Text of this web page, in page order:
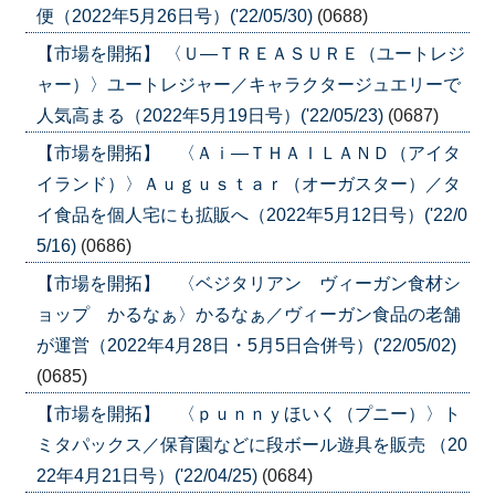
便（2022年5月26日号）('22/05/30) (0688)
【市場を開拓】 〈Ｕ―ＴＲＥＡＳＵＲＥ（ユートレジ
ャー）〉ユートレジャー／キャラクタージュエリーで
人気高まる（2022年5月19日号）('22/05/23) (0687)
【市場を開拓】 〈Ａｉ―ＴＨＡＩＬＡＮＤ（アイタ
イランド）〉Ａｕｇｕｓｔａｒ（オーガスター）／タ
イ食品を個人宅にも拡販へ（2022年5月12日号）('22/0
5/16) (0686)
【市場を開拓】 〈ベジタリアン ヴィーガン食材シ
ョップ かるなぁ〉かるなぁ／ヴィーガン食品の老舗
が運営（2022年4月28日・5月5日合併号）('22/05/02)
(0685)
【市場を開拓】 〈ｐｕｎｎｙほいく（プニー）〉ト
ミタパックス／保育園などに段ボール遊具を販売 （20
22年4月21日号）('22/04/25) (0684)